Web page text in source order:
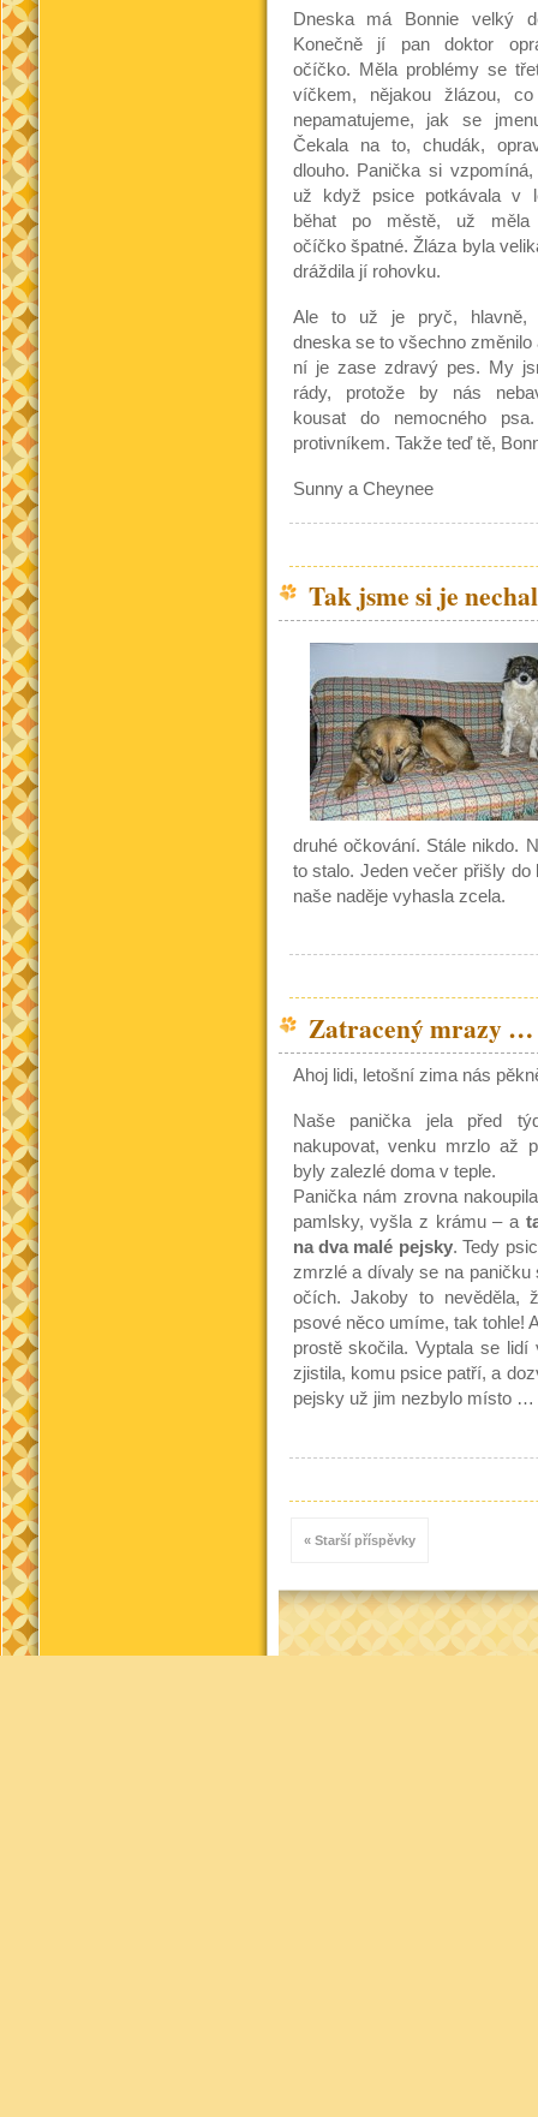
Dneska má Bonnie velký
Konečně jí pan doktor
očíčko. Měla problémy se
víčkem, nějakou žlázou,
nepamatujeme, jak se
Čekala na to, chudák,
dlouho. Panička si
už když psice potkávala v
běhat po městě, už
očíčko špatné. Žláza byla
dráždila jí rohovku.
Ale to už je pryč, hlavně,
dneska se to všechno změnilo
ní je zase zdravý pes. My
rády, protože by nás
kousat do nemocného
protivníkem. Takže teď tě,
Sunny a Cheynee
Tak jsme si je
druhé očkování. Stále nikdo.
to stalo. Jeden večer přišly
naše naděje vyhasla zcela.
Zatracený mrazy …
Ahoj lidi, letošní zima nás
Naše panička jela před
nakupovat, venku mrzlo až
byly zalezlé doma v teple.
Panička nám zrovna
pamlsky, vyšla z krámu – a
na dva malé pejsky. Tedy
zmrzlé a dívaly se na paničku
očích. Jakoby to nevěděla,
psové něco umíme, tak tohle!
prostě skočila. Vyptala se lidí
zjistila, komu psice patří, a
pejsky už jim nezbylo místo …
« Starší příspěvky